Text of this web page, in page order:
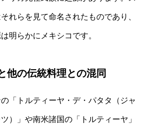
れらを見て命名されたものであり、
明らかにメキシコです。
他の伝統料理との混同
「トルティーヤ・デ・パタタ（ジャ
）」や南米諸国の「トルティーヤ」